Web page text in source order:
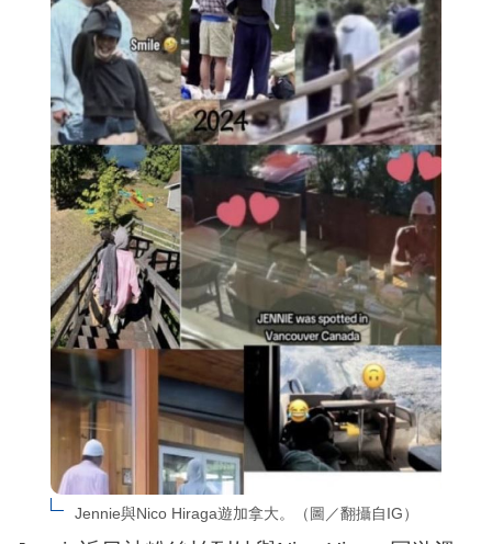
Jennie與Nico Hiraga遊加拿大。（圖／翻攝自IG）